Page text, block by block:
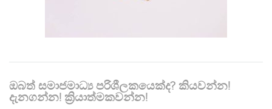
ඔබත් සමාජමාධ්‍ය පරිශීලකයෙක්ද? කියවන්න!
දැනගන්න! ක්‍රියාත්මකවන්න!